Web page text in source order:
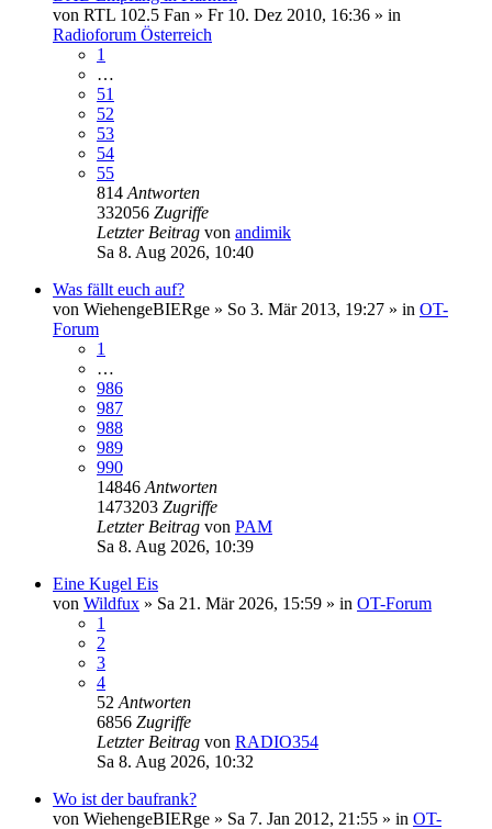
von RTL 102.5 Fan » Fr 10. Dez 2010, 16:36 » in
Radioforum Österreich
1
…
51
52
53
54
55
814 Antworten
332056 Zugriffe
Letzter Beitrag von andimik
Sa 8. Aug 2026, 10:40
Was fällt euch auf?
von WiehengeBIERge » So 3. Mär 2013, 19:27 » in OT-
Forum
1
…
986
987
988
989
990
14846 Antworten
1473203 Zugriffe
Letzter Beitrag von PAM
Sa 8. Aug 2026, 10:39
Eine Kugel Eis
von Wildfux » Sa 21. Mär 2026, 15:59 » in OT-Forum
1
2
3
4
52 Antworten
6856 Zugriffe
Letzter Beitrag von RADIO354
Sa 8. Aug 2026, 10:32
Wo ist der baufrank?
von WiehengeBIERge » Sa 7. Jan 2012, 21:55 » in OT-